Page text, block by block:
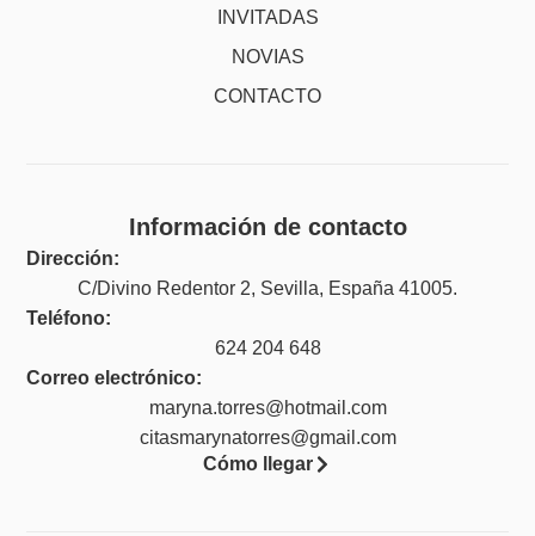
INVITADAS
NOVIAS
CONTACTO
Información de contacto
Dirección:
C/Divino Redentor 2, Sevilla, España 41005.
Teléfono:
624 204 648
Correo electrónico:
maryna.torres@hotmail.com
citasmarynatorres@gmail.com
Cómo llegar